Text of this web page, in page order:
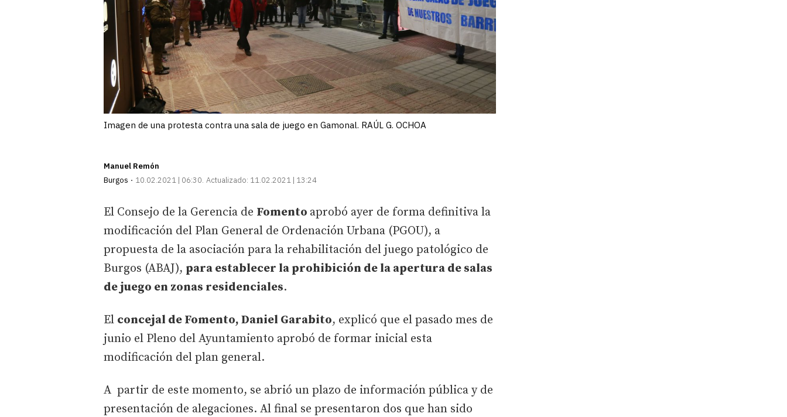
Imagen de una protesta contra una sala de juego en Gamonal. RAÚL G. OCHOA
Manuel Remón
Burgos
10.02.2021 | 06:30 Actualizado: 11.02.2021 | 13:24
El Consejo de la Gerencia de Fomento aprobó ayer de forma definitiva la
modificación del Plan General de Ordenación Urbana (PGOU), a
propuesta de la asociación para la rehabilitación del juego patológico de
Burgos (ABAJ), para establecer la prohibición de la apertura de salas
de juego en zonas residenciales.
El concejal de Fomento, Daniel Garabito, explicó que el pasado mes de
junio el Pleno del Ayuntamiento aprobó de formar inicial esta
modificación del plan general.
A partir de este momento, se abrió un plazo de información pública y de
presentación de alegaciones. Al final se presentaron dos que han sido